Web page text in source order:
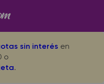
sin interés en
o
.